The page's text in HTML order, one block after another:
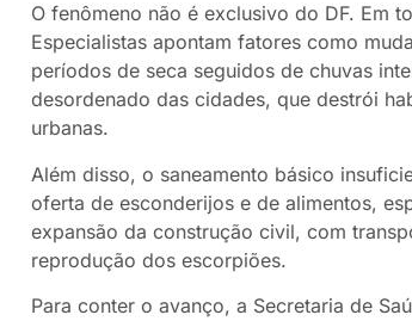
O fenômeno não é exclusivo do DF. Em
Especialistas apontam fatores como
períodos de seca seguidos de chuvas
desordenado das cidades, que destrói
urbanas.
Além disso, o saneamento básico
oferta de esconderijos e de alimentos,
expansão da construção civil, com
reprodução dos escorpiões.
Para conter o avanço, a Secretaria de